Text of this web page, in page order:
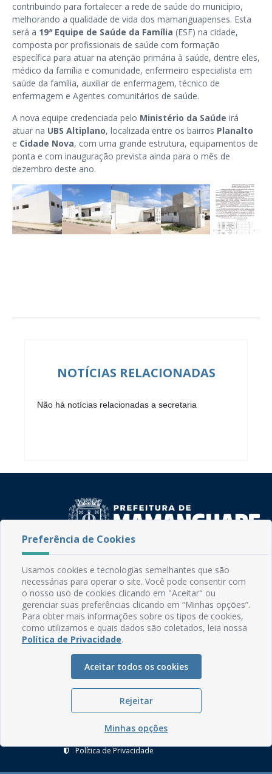
contribuindo para fortalecer a rede de saúde do município,
melhorando a qualidade de vida dos mamanguapenses. Esta
será a 19ª Equipe de Saúde da Família (ESF) na cidade,
composta por profissionais de saúde com formação
específica para atuar na atenção primária à saúde, dentre eles,
médico da família e comunidade, enfermeiro especialista em
saúde da família, auxiliar de enfermagem, técnico de
enfermagem e Agentes comunitários de saúde.
A nova equipe credenciada pelo Ministério da Saúde irá
atuar na UBS Altiplano, localizada entre os bairros Planalto
e Cidade Nova, com uma grande estrutura, equipamentos de
ponta e com inauguração prevista ainda para o mês de
dezembro deste ano.
NOTÍCIAS RELACIONADAS
Não há notícias relacionadas a secretaria
CEP: 58.280-000 - Mamanguape/PB
Fone: (83) 3292-2246
Email: comunicacao@mamanguape.pb.gov.br
Expediente: Segunda à Sexta, das 08h às 13h
Mapa do Site
Manual de Navegação
Glossário
Ouvidoria
Serviços Internos
Política de Privacidade
Preferência de Cookies
Usamos cookies e tecnologias semelhantes que são
necessárias para operar o site. Você pode consentir com
o nosso uso de cookies clicando em "Aceitar" ou
gerenciar suas preferências clicando em “Minhas opções”.
Para obter mais informações sobre os tipos de cookies,
como utilizamos e quais dados são coletados, leia nossa
Política de Privacidade.
Aceitar todos os cookies
Rejeitar
Minhas opções